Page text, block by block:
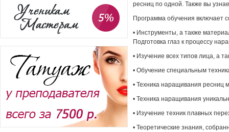
ресниц по одной. Также вы
Программа обучения включает
• Инструменты, а также
Подготовка глаз к процессу
• Изучение всех типов лица, а
• Обучение специальным
• Техника наращивания ресниц
• Техника наращивания
• Изучение техник плавных
• Теоретические знания,